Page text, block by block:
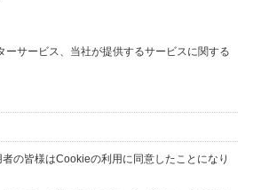
サービス、当社が提供するサービスに関する
の皆様はCookieの利用に同意したことになり